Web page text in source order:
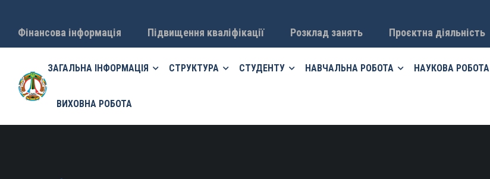
Фінансова інформація Підвищення кваліфікації Розклад занять Проєктна діяльність
ЗАГАЛЬНА ІНФОРМАЦІЯ СТРУКТУРА СТУДЕНТУ НАВЧАЛЬНА РОБОТА НАУКОВА РОБОТА
ВИХОВНА РОБОТА